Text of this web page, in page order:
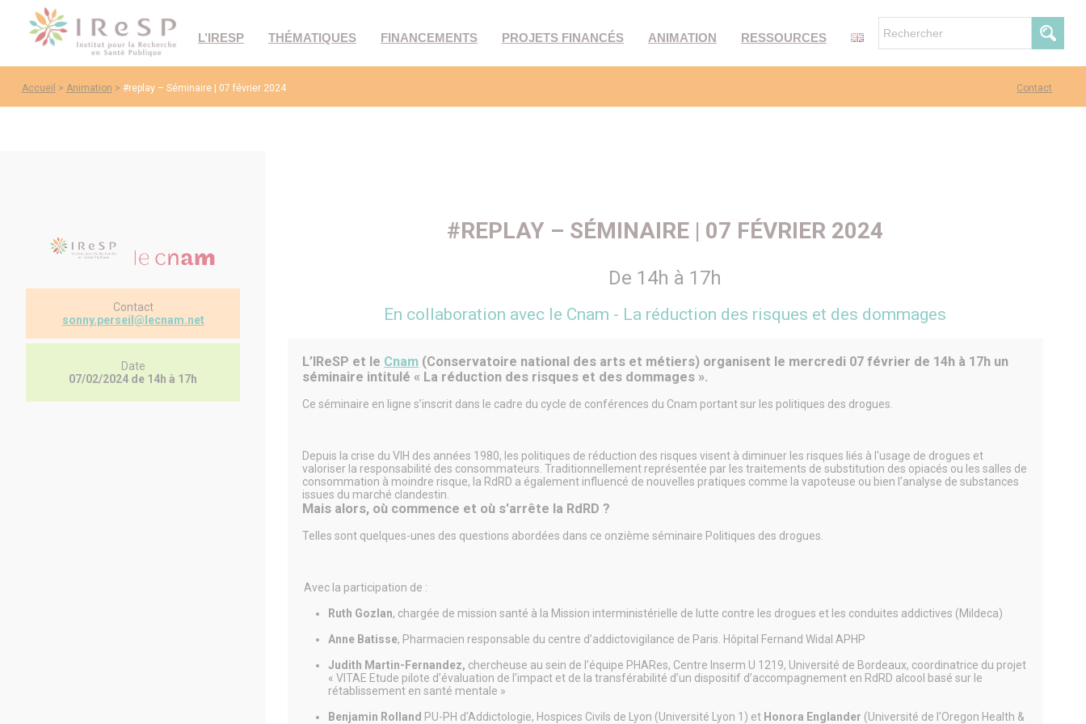
L’IRESP THÉMATIQUES FINANCEMENTS PROJETS FINANCÉS ANIMATION RESSOURCES
Contact
Accueil > Animation > #replay – Séminaire | 07 février 2024
Contact
sonny.perseil@lecnam.net
Date
07/02/2024 de 14h à 17h
#REPLAY – SÉMINAIRE | 07 FÉVRIER 2024
De 14h à 17h
En collaboration avec le Cnam - La réduction des risques et des dommages
L’IReSP et le Cnam (Conservatoire national des arts et métiers) organisent le mercredi 07 février de 14h à 17h un
séminaire intitulé « La réduction des risques et des dommages ».
Ce séminaire en ligne s’inscrit dans le cadre du cycle de conférences du Cnam portant sur les politiques des drogues.
Depuis la crise du VIH des années 1980, les politiques de réduction des risques visent à diminuer les risques liés à l'usage de drogues et
valoriser la responsabilité des consommateurs. Traditionnellement représentée par les traitements de substitution des opiacés ou les salles de
consommation à moindre risque, la RdRD a également influencé de nouvelles pratiques comme la vapoteuse ou bien l'analyse de substances
issues du marché clandestin.
Mais alors, où commence et où s'arrête la RdRD ?
Telles sont quelques-unes des questions abordées dans ce onzième séminaire Politiques des drogues.
Avec la participation de :
Ruth Gozlan, chargée de mission santé à la Mission interministérielle de lutte contre les drogues et les conduites addictives (Mildeca)
Anne Batisse, Pharmacien responsable du centre d’addictovigilance de Paris. Hôpital Fernand Widal APHP
Judith Martin-Fernandez, chercheuse au sein de l’équipe PHARes, Centre Inserm U 1219, Université de Bordeaux, coordinatrice du projet
« VITAE Etude pilote d’évaluation de l’impact et de la transférabilité d’un dispositif d’accompagnement en RdRD alcool basé sur le
rétablissement en santé mentale »
Benjamin Rolland PU-PH d'Addictologie, Hospices Civils de Lyon (Université Lyon 1) et Honora Englander (Université de l'Oregon Health &